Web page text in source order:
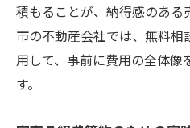
積もることが、納得感のある
市の不動産会社では、無料
用して、事前に費用の全体像
す。